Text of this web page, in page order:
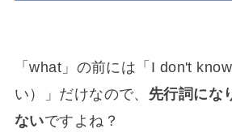
「what」の前には「I don't
い）」だけなので、 先行詞にな
ないですよね？